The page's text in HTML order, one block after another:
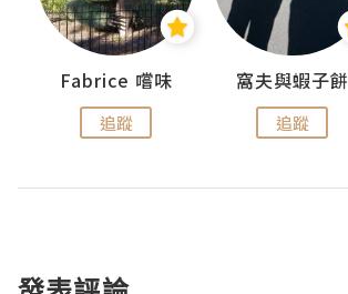
Fabrice 嚐味
追蹤
窩夫與蝦子餅
追蹤